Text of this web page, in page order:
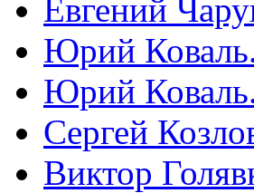
Евгений
Юрий
Юрий
Сергей
Виктор